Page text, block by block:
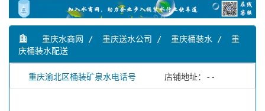
重庆水商网 / 重庆送水公司 / 重庆桶装水 / 重
庆桶装水配送
重庆渝北区桶装矿泉水电话号 店铺地址：--